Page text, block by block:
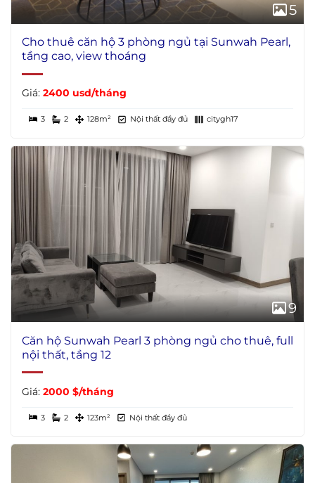
5
Cho thuê căn hộ 3 phòng ngủ tại Sunwah Pearl,
tầng cao, view thoáng
Giá: 2400 usd/tháng
3 2 128m² Nội thất đầy đủ citygh17
9
Căn hộ Sunwah Pearl 3 phòng ngủ cho thuê, full
nội thất, tầng 12
Giá: 2000 $/tháng
3 2 123m² Nội thất đầy đủ